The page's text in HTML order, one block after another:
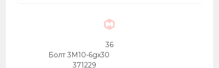
36
Болт 3М10-6gх30
371229